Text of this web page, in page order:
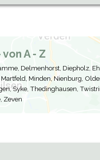
A - Z
Delmenhorst, Diepholz,
Minden, Nienburg,
Syke, Thedinghausen,
Zeven